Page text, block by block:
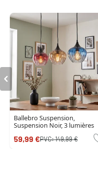
Ballebro Suspension,
Suspension Noir, 3 lumières
59,99 €PVC:149,99 €